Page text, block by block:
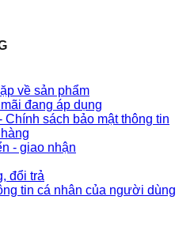
về sản phẩm
đang áp dụng
Chính sách bảo mật thông tin
- giao nhận
đổi trả
tin cá nhân của người dùng